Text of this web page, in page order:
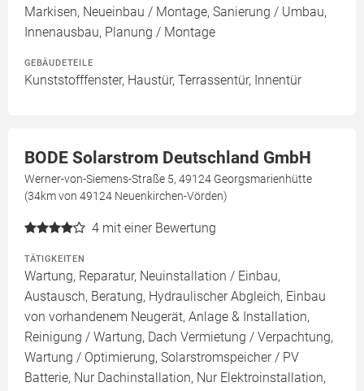
Markisen, Neueinbau / Montage, Sanierung / Umbau,
Innenausbau, Planung / Montage
GEBÄUDETEILE
Kunststofffenster, Haustür, Terrassentür, Innentür
BODE Solarstrom Deutschland GmbH
Werner-von-Siemens-Straße 5, 49124 Georgsmarienhütte
(34km von 49124 Neuenkirchen-Vörden)
4 mit einer Bewertung
TÄTIGKEITEN
Wartung, Reparatur, Neuinstallation / Einbau,
Austausch, Beratung, Hydraulischer Abgleich, Einbau
von vorhandenem Neugerät, Anlage & Installation,
Reinigung / Wartung, Dach Vermietung / Verpachtung,
Wartung / Optimierung, Solarstromspeicher / PV
Batterie, Nur Dachinstallation, Nur Elektroinstallation,